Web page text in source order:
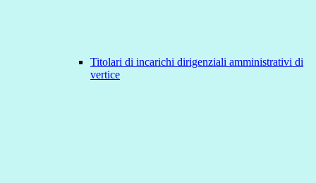
Titolari di incarichi dirigenziali amministrativi di
vertice